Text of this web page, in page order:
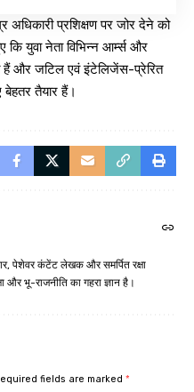
अधिकारी प्रशिक्षण पर जोर देने को
युवा नेता विभिन्न आर्म्स और
और जटिल एवं इंटेलिजेंस-प्रेरित
तैयार हैं।
पेशेवर कंटेंट लेखक और समर्पित रक्षा
और भू-राजनीति का गहरा ज्ञान है।
fields are marked *